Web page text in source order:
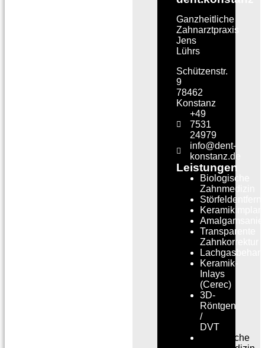
Ganzheitliche
Zahnarztpraxis
Jens
Lührs
Schützenstr.
9
78462
Konstanz
+49
7531
24979
info@dent-
konstanz.de
Leistungen
Biologische
Zahnmedizin
Transparente
Zahnkorrektur
Keramik-
Inlays
(Cerec)
3D-
Röntgen
/
DVT
Biologische